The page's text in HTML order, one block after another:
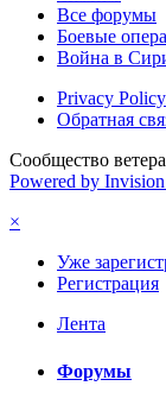
Все форумы
Боевые
Война в
Privacy Policy
Обратная
Сообщество
Powered by
×
Уже
Регистрация
Лента
Форумы